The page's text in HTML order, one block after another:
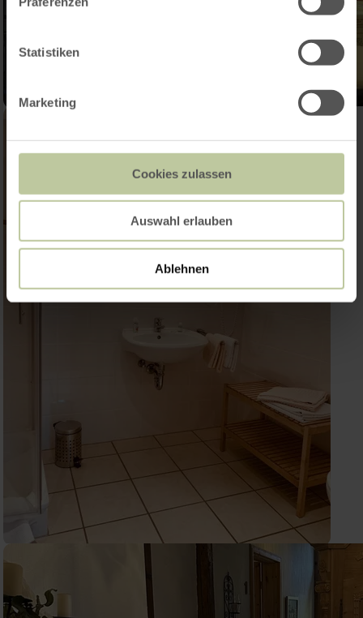
Statistiken
Marketing
Cookies zulassen
Auswahl erlauben
Ablehnen